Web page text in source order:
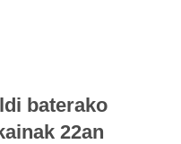
baterako
22an